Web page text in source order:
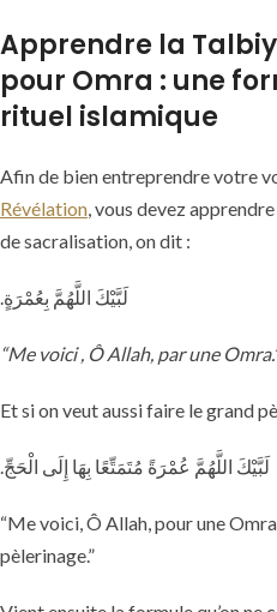
Apprendre la
pour Omra : une
rituel islamique
Afin de bien entreprendre votre
Révélation , vous devez
de sacralisation, on dit :
.لَبَّيْكَ اللَّهُمَّ بِعُمْرَةٍ
“Me voici , Ô Allah, par une
Et si on veut aussi faire le grand
.لَبَّيْكَ اللَّهُمَّ عُمْرَةً مُتَمَتِّعًا بِهَا إِلَى الْحَجِّ
“Me voici, Ô Allah, pour une
pèlerinage.”